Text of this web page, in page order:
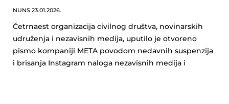
NUNS 23.01.2026.
Četrnaest organizacija civilnog društva, novinarskih
udruženja i nezavisnih medija, uputilo je otvoreno
pismo kompaniji META povodom nedavnih suspenzija
i brisanja Instagram naloga nezavisnih medija i